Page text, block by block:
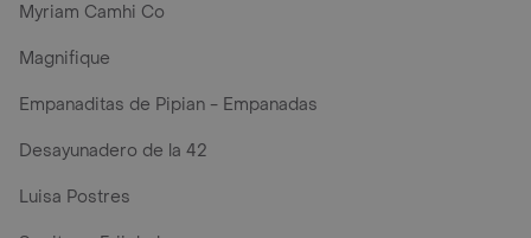
Myriam Camhi Co
Magnifique
Empanaditas de Pipian - Empanadas
Desayunadero de la 42
Luisa Postres